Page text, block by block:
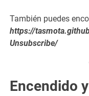
También puedes
https://
Unsubscribe/
Encendido